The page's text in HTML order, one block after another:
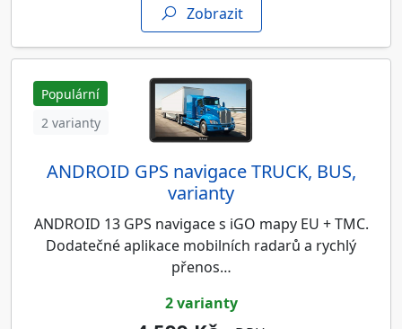
Zobrazit
Populární
2 varianty
ANDROID GPS navigace TRUCK, BUS,
varianty
ANDROID 13 GPS navigace s iGO mapy EU + TMC.
Dodatečné aplikace mobilních radarů a rychlý
přenos…
2 varianty